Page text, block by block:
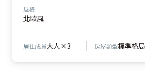
風格
北歐風
居住成員大人×3 房屋類型標準格局